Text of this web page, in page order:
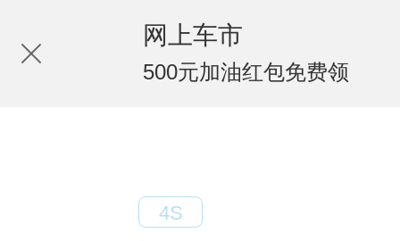
网上车市
500元加油红包免费领
4S